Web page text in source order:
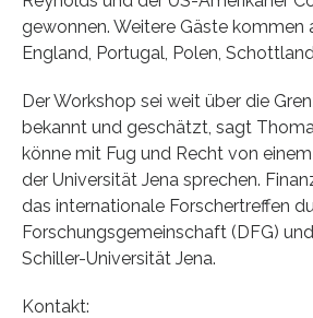
gewonnen. Weitere Gäste kommen
England, Portugal, Polen,
Der Workshop sei weit über die
bekannt und geschätzt, sagt
könne mit Fug und Recht von
der Universität Jena sprechen.
das internationale Forschertreffen
Forschungsgemeinschaft (DFG)
Schiller-Universität Jena.
Kontakt: